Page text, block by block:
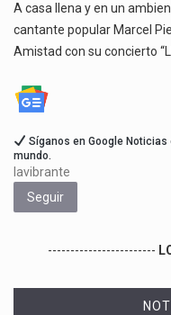
A casa llena y en un
cantante popular Marcel
Amistad con su concierto
Síganos en Google
mundo.
lavibrante
Seguir
------------------------